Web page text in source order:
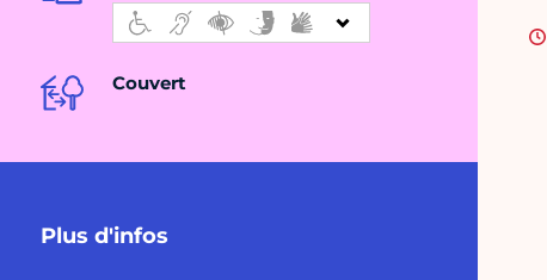
Couvert
Plus d'infos